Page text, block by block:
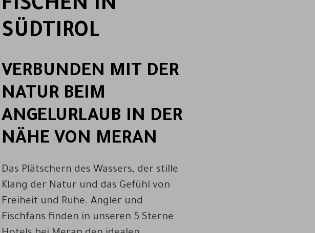
FISCHEN IN
SÜDTIROL
VERBUNDEN MIT DER
NATUR BEIM
ANGELURLAUB IN DER
NÄHE VON MERAN
Das Plätschern des Wassers, der stille
Klang der Natur und das Gefühl von
Freiheit und Ruhe. Angler und
Fischfans finden in unseren 5 Sterne